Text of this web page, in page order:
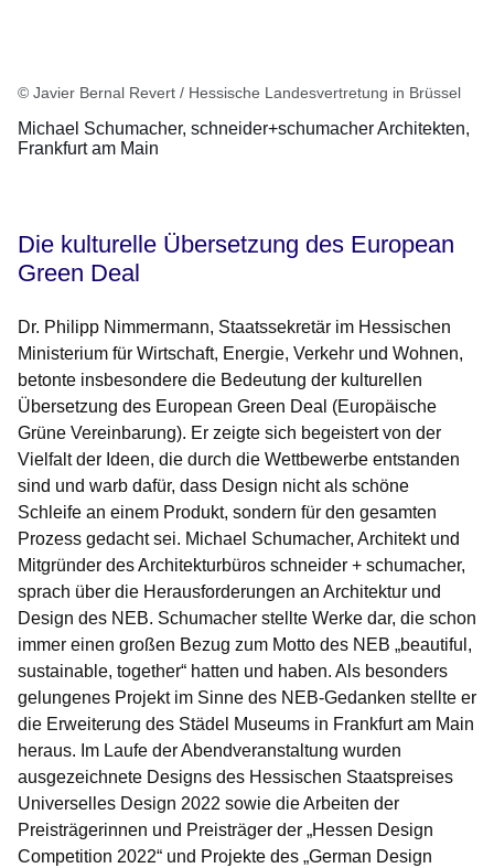
© Javier Bernal Revert / Hessische Landesvertretung in Brüssel
Michael Schumacher, schneider+schumacher Architekten,
Frankfurt am Main
Die kulturelle Übersetzung des European
Green Deal
Dr. Philipp Nimmermann, Staatssekretär im Hessischen
Ministerium für Wirtschaft, Energie, Verkehr und Wohnen,
betonte insbesondere die Bedeutung der kulturellen
Übersetzung des European Green Deal (Europäische
Grüne Vereinbarung). Er zeigte sich begeistert von der
Vielfalt der Ideen, die durch die Wettbewerbe entstanden
sind und warb dafür, dass Design nicht als schöne
Schleife an einem Produkt, sondern für den gesamten
Prozess gedacht sei. Michael Schumacher, Architekt und
Mitgründer des Architekturbüros schneider + schumacher,
sprach über die Herausforderungen an Architektur und
Design des NEB. Schumacher stellte Werke dar, die schon
immer einen großen Bezug zum Motto des NEB „beautiful,
sustainable, together“ hatten und haben. Als besonders
gelungenes Projekt im Sinne des NEB-Gedanken stellte er
die Erweiterung des Städel Museums in Frankfurt am Main
heraus. Im Laufe der Abendveranstaltung wurden
ausgezeichnete Designs des Hessischen Staatspreises
Universelles Design 2022 sowie die Arbeiten der
Preisträgerinnen und Preisträger der „Hessen Design
Competition 2022“ und Projekte des „German Design